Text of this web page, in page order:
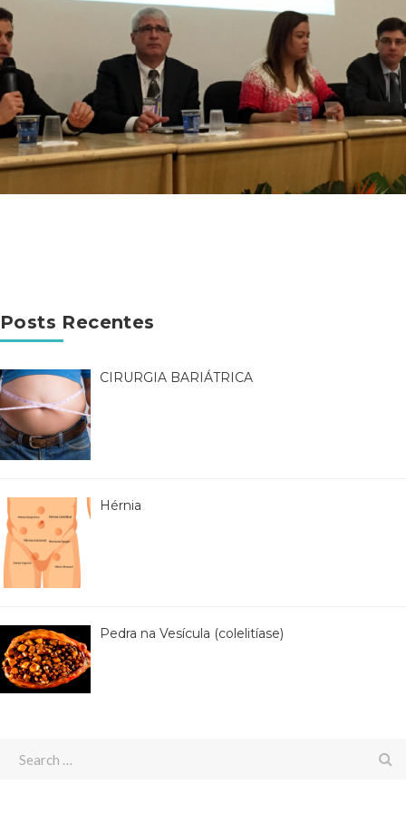
Posts Recentes
CIRURGIA BARIÁTRICA
Hérnia
Pedra na Vesícula (colelitíase)